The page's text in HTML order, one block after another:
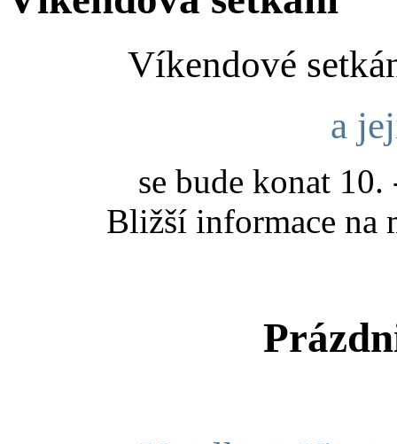
Víkendové
a
se bude konat
Bližší informace na